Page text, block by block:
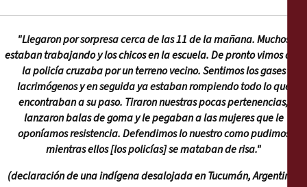
Press Releases
Training Materials
Briefing Papers
Legal Submissions
Declarations
"Llegaron por sorpresa cerca de las 11 de la mañana. Muchos
estaban trabajando y los chicos en la escuela. De pronto vimos que
la policía cruzaba por un terreno vecino. Sentimos los gases
lacrimógenos y en seguida ya estaban rompiendo todo lo que
encontraban a su paso. Tiraron nuestras pocas pertenencias,
lanzaron balas de goma y le pegaban a las mujeres que le
oponíamos resistencia. Defendimos lo nuestro como pudimos
mientras ellos [los policías] se mataban de risa."
(declaración de una indígena desalojada en Tucumán, Argentina)